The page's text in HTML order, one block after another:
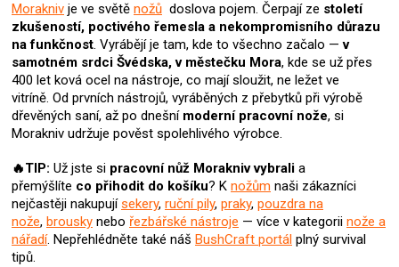
Morakniv je ve světě nožů doslova pojem. Čerpají ze století
zkušeností, poctivého řemesla a nekompromisního důrazu
na funkčnost. Vyrábějí je tam, kde to všechno začalo —v
samotném srdci Švédska, v městečku Mora, kde se už přes
400 let ková ocel na nástroje, co mají sloužit, ne ležet ve
vitríně. Od prvních nástrojů, vyráběných z přebytků při výrobě
dřevěných saní, až po dnešnímoderní pracovní nože, si
Morakniv udržuje pověst spolehlivého výrobce.
🔥TIP: Už jste si pracovní nůž Morakniv vybrali a
přemýšlíte co přihodit do košíku? K nožům naši zákazníci
nejčastěji nakupujísekery, ruční pily, praky, pouzdra na
nože, brousky nebo řezbářské nástroje — více v kategorii nože a
nářadí. Nepřehlédněte také náš BushCraft portál plný survival
tipů.